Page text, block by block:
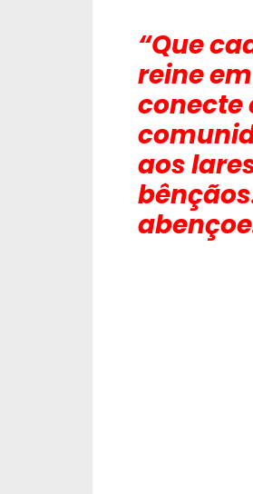
“Que
reine
conecte
aos